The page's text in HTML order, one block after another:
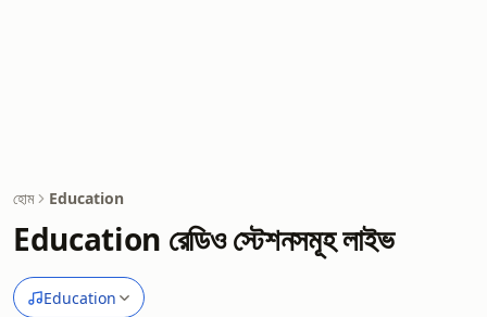
হোম Education
Education রেডিও স্টেশনসমূহ লাইভ
Education